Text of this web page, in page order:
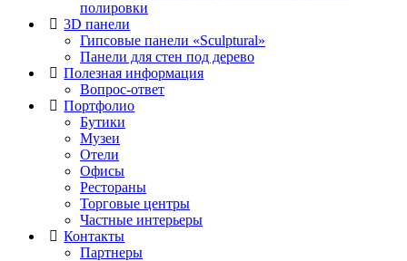
полировки
3D панели
Гипсовые панели «Sculptural»
Панели для стен под дерево
Полезная информация
Вопрос-ответ
Портфолио
Бутики
Музеи
Отели
Офисы
Рестораны
Торговые центры
Частные интерьеры
Контакты
Партнеры